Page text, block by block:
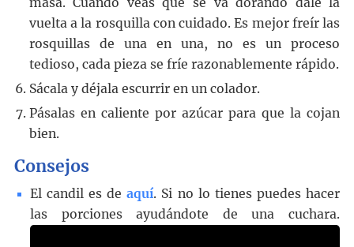
vuelta a la rosquilla con cuidado. Es mejor freír las
rosquillas de una en una, no es un proceso
tedioso, cada pieza se fríe razonablemente rápido.
Sácala y déjala escurrir en un colador.
Pásalas en caliente por azúcar para que la cojan
bien.
Consejos
El candil es deaquí. Si no lo tienes puedes hacer
las porciones ayudándote de una cuchara.